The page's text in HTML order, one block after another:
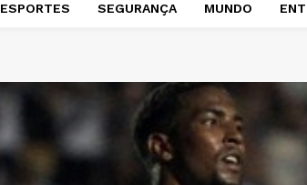
ESPORTES SEGURANÇA MUNDO